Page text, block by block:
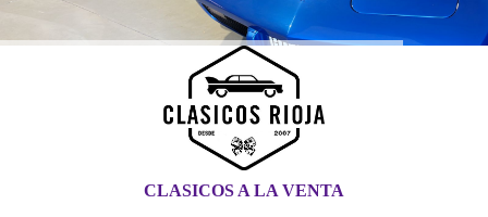
CLASICOS A LA VENTA